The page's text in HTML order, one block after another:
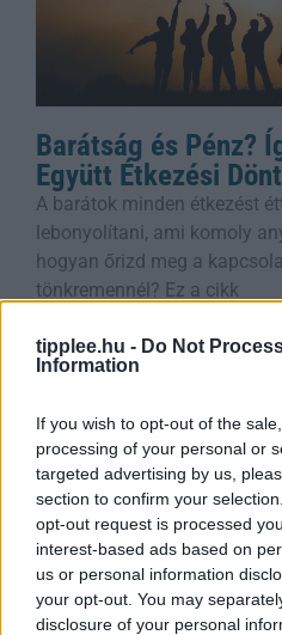
tipplee.hu - Do Not
Information
If you wish to opt-out of the
processing of your personal or
targeted advertising by us,
section to confirm your
opt-out request is processed
interest-based ads based on
us or personal information
your opt-out. You may
disclosure of your personal
Barátság és Pénz?
Együtt Étkezési
A barátok minden étkezést
lebonyolítani, ami komoly
hogyan őrizd meg a
tönkremennél? Ez a cikk